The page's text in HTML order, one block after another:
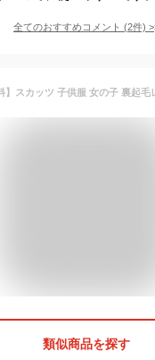
全てのおすすめコメント (2件) >
類似商品を探す